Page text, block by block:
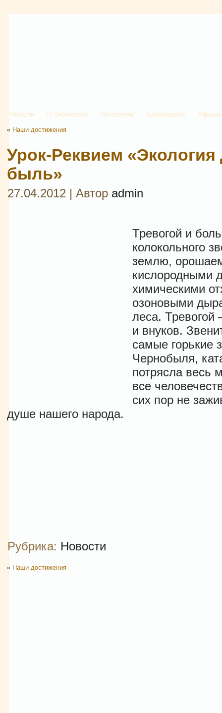
Новости О библиотеке Читателям Краеведение Афиша
« Наши достижения
Урок-Реквием
быль»
27.04.2012 | Автор admin
Тревогой и
колокольного
землю,
кислородными
химическими
озоновыми
леса. Тревогой
и внуков.
самые горькие
Чернобыля,
потрясла весь
все
сих пор не
душе нашего народа.
Рубрика: Новости
« Наши достижения